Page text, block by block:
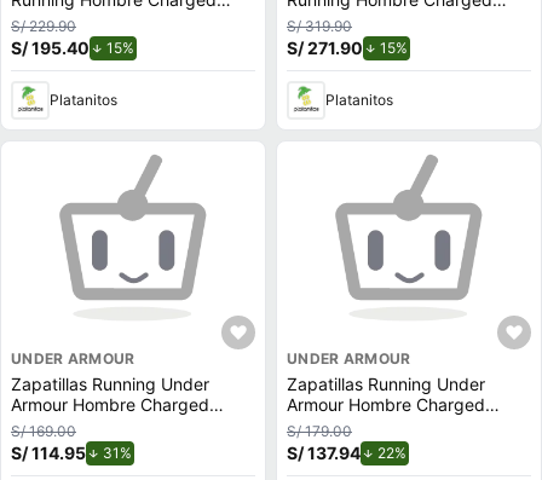
Pursuit 11
S/ 229.90
S/ 195.40 15%
Platanitos
Rogue 5
S/ 319.90
S/ 271.90 15%
Platanitos
UNDER ARMOUR
Zapatillas Running Under
Armour Hombre Charged
Surge 4-Blu 3026179-500
Azul
S/ 169.00
S/ 114.95 31%
UNDER ARMOUR
Zapatillas Running Under
Armour Hombre Charged
Pursuit 3 3026518-110 Plomo
S/ 179.00
S/ 137.94 22%